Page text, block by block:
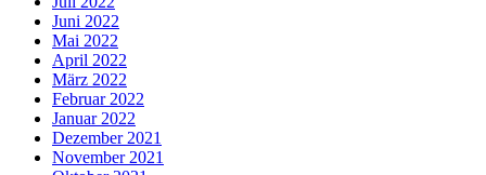
Juni 2022
Mai 2022
April 2022
März 2022
Februar 2022
Januar 2022
Dezember 2021
November 2021